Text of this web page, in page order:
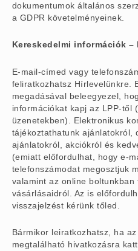
dokumentumok általános
a GDPR követelményeinek.
Kereskedelmi információk –
E-mail-címed vagy
feliratkozhatsz Hírlevelünkre.
megadásával beleegyezel,
információkat kapj az LPP-től
üzenetekben). Elektronikus
tájékoztathatunk ajánlatokról,
ajánlatokról, akciókról és
(emiatt előfordulhat, hogy e-
telefonszámodat megosztjuk
valamint az online boltunkban
vásárlásaidról. Az is
visszajelzést kérünk tőled.
Bármikor leiratkozhatsz, ha
megtalálható hivatkozásra